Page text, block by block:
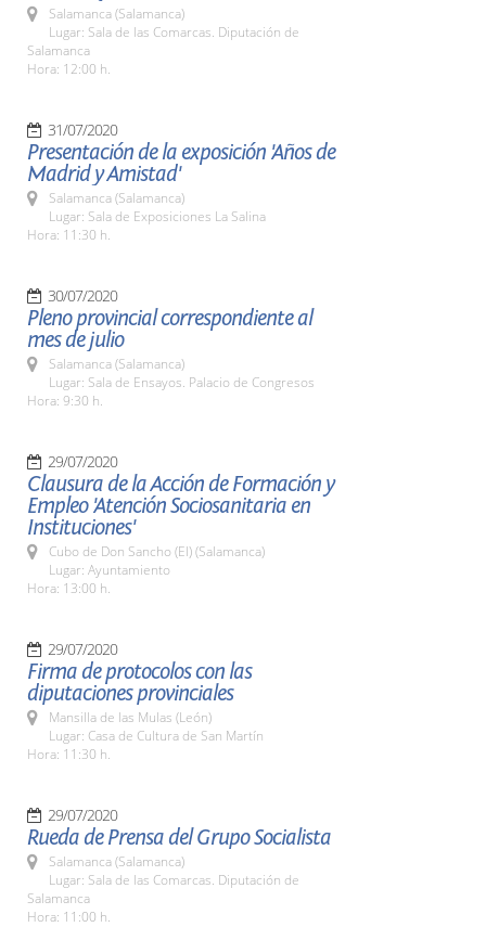
Salamanca (Salamanca)
Lugar: Sala de las Comarcas. Diputación de
Salamanca
Hora: 12:00 h.
31/07/2020
Presentación de la exposición 'Años de
Madrid y Amistad'
Salamanca (Salamanca)
Lugar: Sala de Exposiciones La Salina
Hora: 11:30 h.
30/07/2020
Pleno provincial correspondiente al
mes de julio
Salamanca (Salamanca)
Lugar: Sala de Ensayos. Palacio de Congresos
Hora: 9:30 h.
29/07/2020
Clausura de la Acción de Formación y
Empleo 'Atención Sociosanitaria en
Instituciones'
Cubo de Don Sancho (El) (Salamanca)
Lugar: Ayuntamiento
Hora: 13:00 h.
29/07/2020
Firma de protocolos con las
diputaciones provinciales
Mansilla de las Mulas (León)
Lugar: Casa de Cultura de San Martín
Hora: 11:30 h.
29/07/2020
Rueda de Prensa del Grupo Socialista
Salamanca (Salamanca)
Lugar: Sala de las Comarcas. Diputación de
Salamanca
Hora: 11:00 h.